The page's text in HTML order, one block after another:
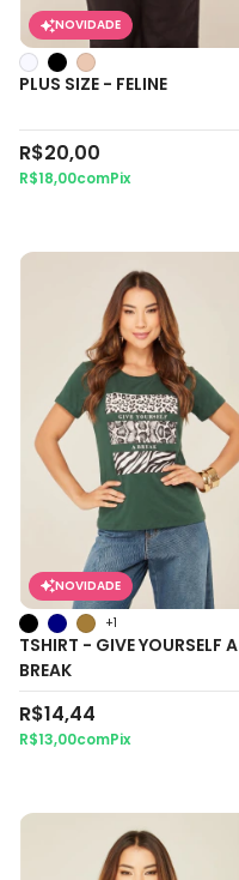
PLUS SIZE - FELINE
NOVIDADE
R$20,00
R$18,00comPix
TSHIRT - GIVE YOURSELF A
BREAK
NOVIDADE
R$14,44
R$13,00comPix
+1